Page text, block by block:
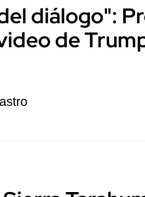
diálogo":
de